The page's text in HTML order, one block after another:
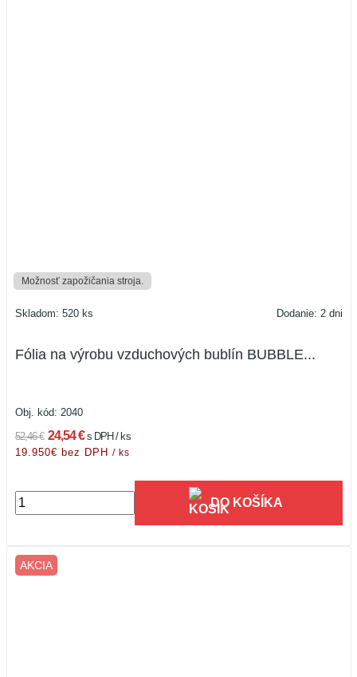
Možnosť zapožičania stroja.
Skladom: 520 ks Dodanie: 2 dni
Fólia na výrobu vzduchových bublín BUBBLE...
Obj. kód: 2040
52,46 € 24,54 €s DPH / ks
19.950€ bez DPH / ks
DO KOŠÍKA
AKCIA